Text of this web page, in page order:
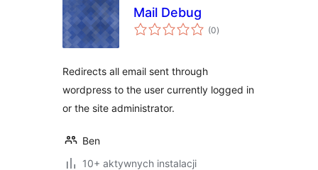
Mail Debug
(0wszystkich
ocen
)
Redirects all email sent through
wordpress to the user currently logged in
or the site administrator.
Ben
10+ aktywnych instalacji